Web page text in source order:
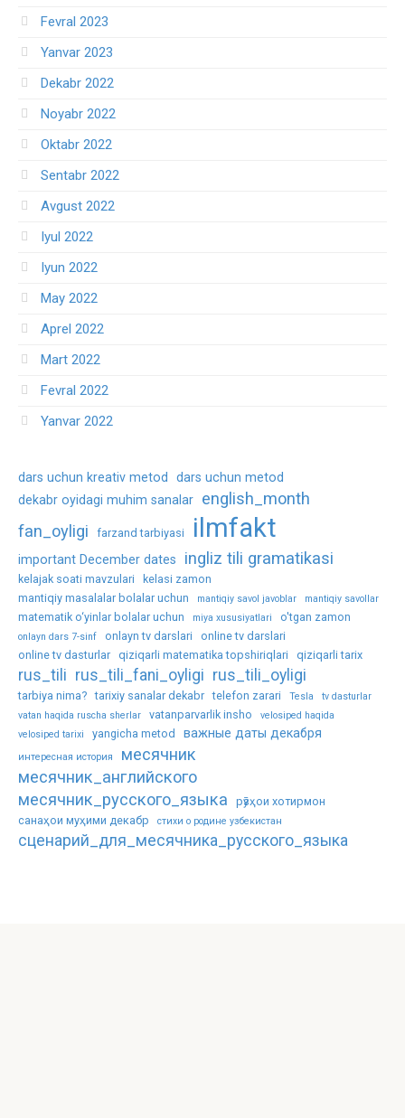
Fevral 2023
Yanvar 2023
Dekabr 2022
Noyabr 2022
Oktabr 2022
Sentabr 2022
Avgust 2022
Iyul 2022
Iyun 2022
May 2022
Aprel 2022
Mart 2022
Fevral 2022
Yanvar 2022
dars uchun kreativ metod
dars uchun metod
dekabr oyidagi muhim sanalar
english_month
fan_oyligi
farzand tarbiyasi ilmfakt
important December dates ingliz tili gramatikasi
kelajak soati mavzulari
kelasi zamon
mantiqiy masalalar bolalar uchun
mantiqiy savol javoblar mantiqiy savollar
matematik o‘yinlar bolalar uchun miya xususiyatlari o'tgan zamon
onlayn dars 7-sinf onlayn tv darslari
online tv darslari
online tv dasturlar qiziqarli matematika topshiriqlari qiziqarli tarix
rus_tili rus_tili_fani_oyligi rus_tili_oyligi
tarbiya nima? tarixiy sanalar dekabr telefon zarari Tesla
tv dasturlar
vatan haqida ruscha sherlar
vatanparvarlik insho
velosiped haqida
velosiped tarixi
yangicha metod важные даты декабря
интересная история
месячник
месячник_английского
месячник_русского_языка
рӯзҳои хотирмон
санаҳои муҳими декабр
стихи о родине узбекистан
сценарий_для_месячника_русского_языка